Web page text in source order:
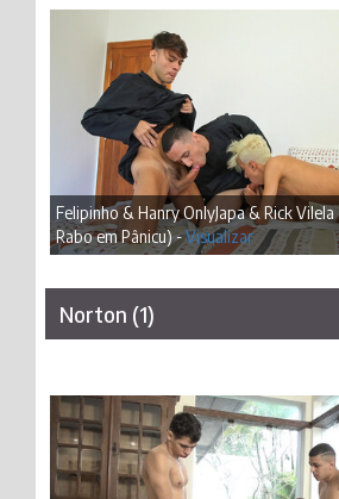
Felipinho & Hanry OnlyJapa & Rick
Rabo em Pânicu) -Visualizar
Norton (1)